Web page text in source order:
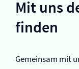
Mit uns
finden
Gemeinsam mit